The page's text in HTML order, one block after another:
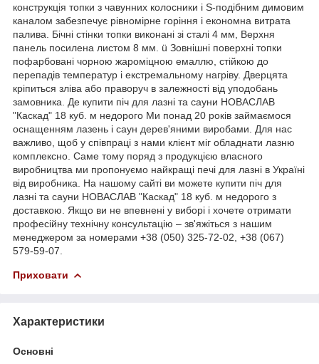
конструкція топки з чавунних колосники і S-подібним димовим
каналом забезпечує рівномірне горіння і економна витрата
палива. Бічні стінки топки виконані зі сталі 4 мм, Верхня
панель посилена листом 8 мм. ü Зовнішні поверхні топки
пофарбовані чорною жароміцною емаллю, стійкою до
перепадів температур і екстремальному нагріву. Дверцята
кріпиться зліва або праворуч в залежності від уподобань
замовника. Де купити піч для лазні та сауни НОВАСЛАВ
"Каскад" 18 куб. м недорого Ми понад 20 років займаємося
оснащенням лазень і саун дерев'яними виробами. Для нас
важливо, щоб у співпраці з нами клієнт міг обладнати лазню
комплексно. Саме тому поряд з продукцією власного
виробництва ми пропонуємо найкращі печі для лазні в Україні
від виробника. На нашому сайті ви можете купити піч для
лазні та сауни НОВАСЛАВ "Каскад" 18 куб. м недорого з
доставкою. Якщо ви не впевнені у виборі і хочете отримати
професійну технічну консультацію – зв'яжіться з нашим
менеджером за номерами +38 (050) 325-72-02, +38 (067)
579-59-07.
Приховати
Характеристики
Основні